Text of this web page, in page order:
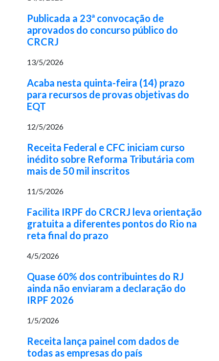
Publicada a 23ª convocação de
aprovados do concurso público do
CRCRJ
13/5/2026
Acaba nesta quinta-feira (14) prazo
para recursos de provas objetivas do
EQT
12/5/2026
Receita Federal e CFC iniciam curso
inédito sobre Reforma Tributária com
mais de 50 mil inscritos
11/5/2026
Facilita IRPF do CRCRJ leva orientação
gratuita a diferentes pontos do Rio na
reta final do prazo
4/5/2026
Quase 60% dos contribuintes do RJ
ainda não enviaram a declaração do
IRPF 2026
1/5/2026
Receita lança painel com dados de
todas as empresas do país